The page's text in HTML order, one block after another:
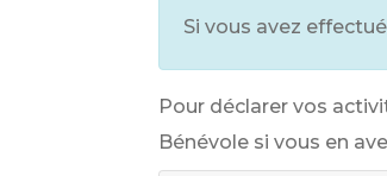
Si vous avez
Pour déclarer vos
Bénévole si vous en